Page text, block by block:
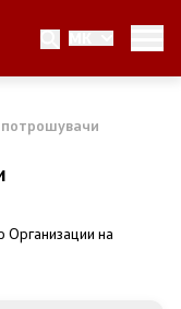
MK
Организации на